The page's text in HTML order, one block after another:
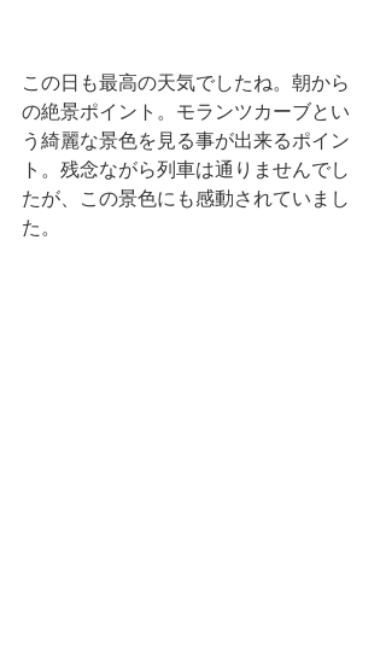
この日も最高の天気でしたね。朝から
の絶景ポイント。モランツカーブとい
う綺麗な景色を見る事が出来るポイン
ト。残念ながら列車は通りませんでし
たが、この景色にも感動されていまし
た。